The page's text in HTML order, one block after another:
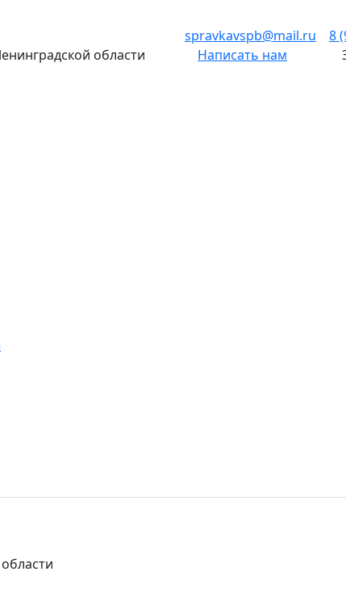
области
spravkavspb@mail.ru
Написать нам
8